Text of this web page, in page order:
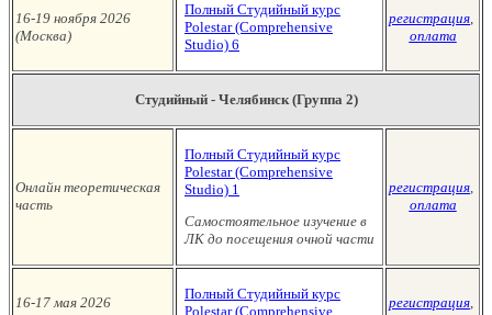
16-19 ноября 2026
(Москва)
Полный Студийный курс
Polestar (Сomprehensive
Studio) 6
регистрация,
оплата
Студийный - Челябинск (Группа 2)
Онлайн теоретическая
часть
Полный Студийный курс
Polestar (Сomprehensive
Studio) 1
Самостоятельное изучение в
ЛК до посещения очной части
регистрация,
оплата
16-17 мая 2026
Полный Студийный курс
Polestar (Сomprehensive
регистрация,